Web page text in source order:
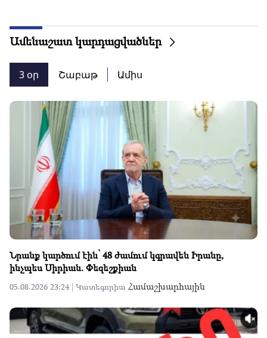
Ամենաշատ կարդացվածներ
3 օր Շաբաթ Ամիս
Նրանք կարծում էին՝ 48 ժամում կգրավեն Իրանը,
ինչպես Սիրիան. Փեզեշքիան
05.08.2026 23:24 | Կատեգորիա Համաշխարհային